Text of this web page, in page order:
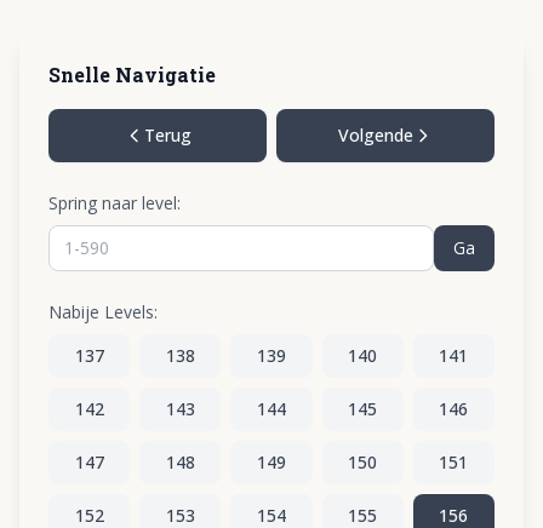
Snelle Navigatie
Terug Volgende
Spring naar level:
Ga
Nabije Levels:
137
138 139 140 141
142 143 144 145 146
147 148 149 150 151
152 153 154 155 156